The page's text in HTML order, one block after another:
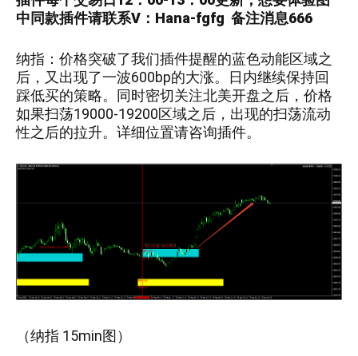
中同款插件请联系V： Hana-fgfg 备注消息666
纳指：价格突破了我们插件提醒的蓝色动能区域之
后，又出现了一波600bp的大涨。日内继续保持回
踩低买的策略。同时密切关注北美开盘之后，价格
如果扫荡19000-19200区域之后，出现的扫荡流动
性之后的拉升。详细位置请咨询插件。
（纳指 15min图）